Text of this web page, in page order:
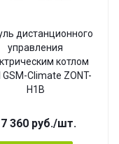
дистанционного
управления
котлом
GSM-Climate ZONT-
H1B
360 руб./шт.